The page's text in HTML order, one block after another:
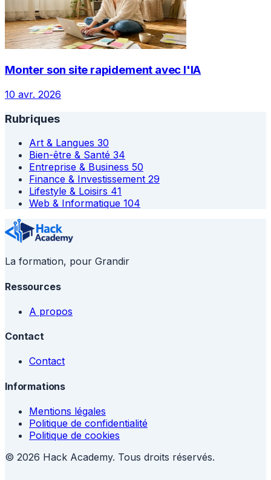
Monter son site rapidement avec l'IA
10 avr. 2026
Rubriques
Art & Langues 30
Bien-être & Santé 34
Entreprise & Business 50
Finance & Investissement 29
Lifestyle & Loisirs 41
Web & Informatique 104
La formation, pour Grandir
Ressources
A propos
Contact
Contact
Informations
Mentions légales
Politique de confidentialité
Politique de cookies
© 2026 Hack Academy. Tous droits réservés.